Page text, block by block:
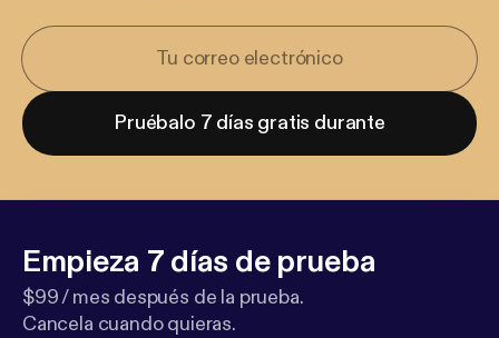
Pruébalo 7 días gratis durante
Empieza 7 días de prueba
$99 / mes después de la prueba.
Cancela cuando quieras.